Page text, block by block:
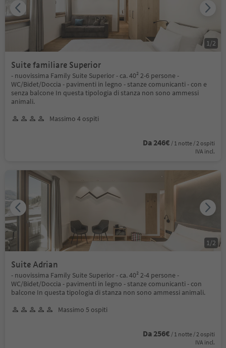
Suite familiare Superior
- nuovissima Family Suite Superior - ca. 40² 2-6 persone -
WC/Bidet/Doccia - pavimenti in legno - stanze comunicanti - con e
senza balcone In questa tipologia di stanza non sono ammessi
animali.
Massimo 4 ospiti
Da 246€ / 1 notte / 2 ospiti
IVA incl.
1 /2
Suite Adrian
- nuovissima Family Suite Superior - ca. 40² 2-4 persone -
WC/Bidet/Doccia - pavimenti in legno - stanze comunicanti - con
balcone In questa tipologia di stanza non sono ammessi animali.
Massimo 5 ospiti
Da 256€ / 1 notte / 2 ospiti
IVA incl.
1 /2